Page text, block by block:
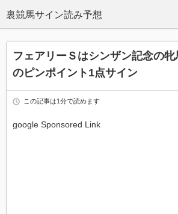
フェアリーＳはシンザン記念の
のピンポイント1点サイン
この記事は1分で読めます
google Sponsored Link